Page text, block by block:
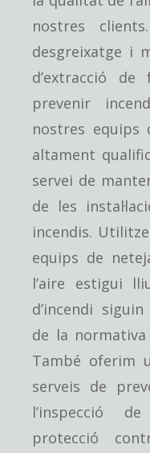
nostres
desgreixatge i
d’extracció
prevenir
nostres equips
altament
servei de
de les
incendis.
equips de
l’aire estigui
d’incendi
de la
També oferim
serveis de
l’inspecció
protecció